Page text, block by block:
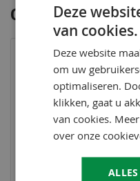
Gerelateerde
Deze
van cookies.
Deze website
om uw
optimaliseren.
klikken, gaat u
van cookies.
over onze